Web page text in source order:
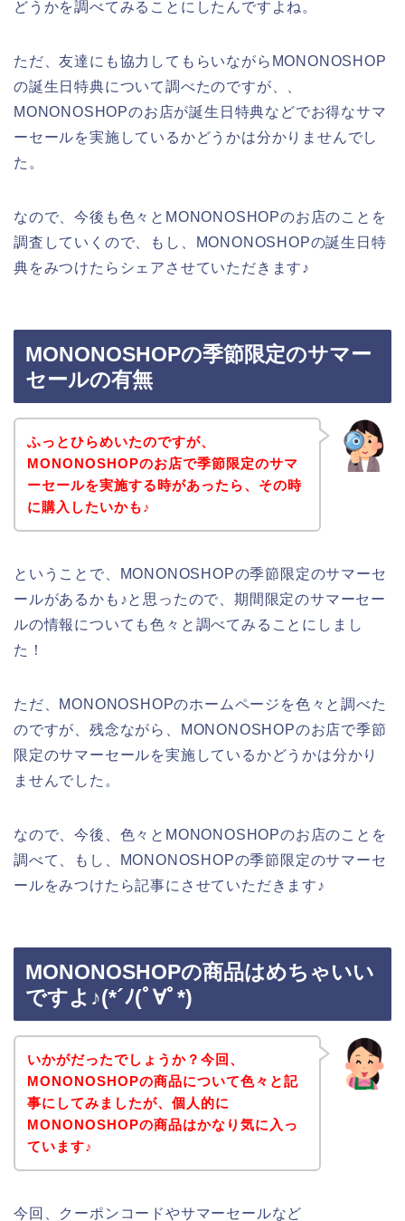
どうかを調べてみることにしたんですよね。
ただ、友達にも協力してもらいながらMONONOSHOP
の誕生日特典について調べたのですが、、
MONONOSHOPのお店が誕生日特典などでお得なサマ
ーセールを実施しているかどうかは分かりませんでし
た。
なので、今後も色々とMONONOSHOPのお店のことを
調査していくので、もし、MONONOSHOPの誕生日特
典をみつけたらシェアさせていただきます♪
MONONOSHOPの季節限定のサマー
セールの有無
ふっとひらめいたのですが、
MONONOSHOPのお店で季節限定のサマ
ーセールを実施する時があったら、その時
に購入したいかも♪
ということで、MONONOSHOPの季節限定のサマーセ
ールがあるかも♪と思ったので、期間限定のサマーセー
ルの情報についても色々と調べてみることにしまし
た！
ただ、MONONOSHOPのホームページを色々と調べた
のですが、残念ながら、MONONOSHOPのお店で季節
限定のサマーセールを実施しているかどうかは分かり
ませんでした。
なので、今後、色々とMONONOSHOPのお店のことを
調べて、もし、MONONOSHOPの季節限定のサマーセ
ールをみつけたら記事にさせていただきます♪
MONONOSHOPの商品はめちゃいい
ですよ♪(*´ﾉ(ﾟ∀ﾟ*)
いかがだったでしょうか？今回、
MONONOSHOPの商品について色々と記
事にしてみましたが、個人的に
MONONOSHOPの商品はかなり気に入っ
ています♪
今回、クーポンコードやサマーセールなど